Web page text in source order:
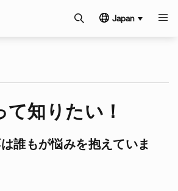
Japan
知りたい！
誰もが悩みを抱えていま